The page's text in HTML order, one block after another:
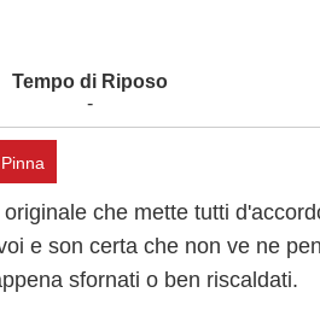
-
Pinna
che mette tutti
e son certa che non ve ne
sfornati o ben riscaldati.